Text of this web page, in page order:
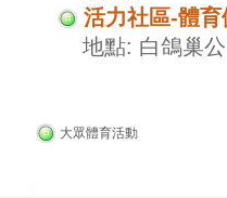
活力社區-體
地點: 白鴿巢
大眾體育活動